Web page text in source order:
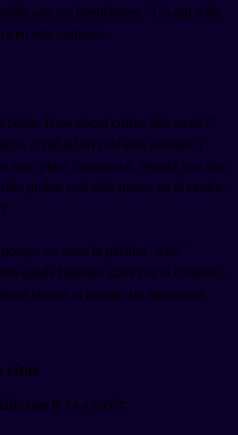
son tus intenciones. "Go out with
en este contexto.
How about coffee this week?"
¿Qué tal un café esta semana?)
new place downtown. Would you like
probar este sitio nuevo en el centro.
no usan la palabra "date"
queda bastante clara por el contexto.
tantear el terreno sin exponerte
citas
que te va a servir: